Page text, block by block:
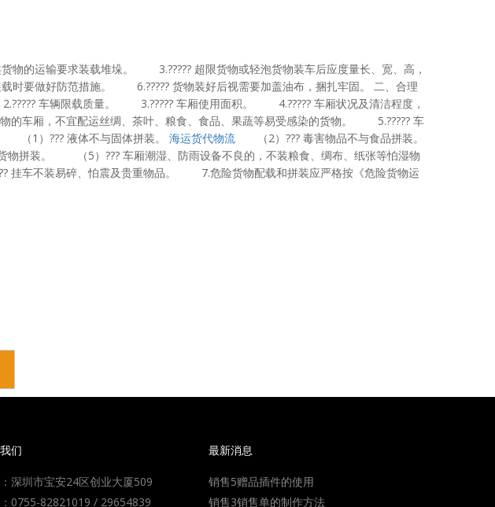
的运输要求装载堆垛。 3.????? 超限货物或轻泡货物装车后应度量长、宽、高，
要做好防范措施。 6.????? 货物装好后视需要加盖油布，捆扎牢固。 二、合理
车辆限载质量。 3.????? 车厢使用面积。 4.????? 车厢状况及清洁程度，
的车厢，不宜配运丝绸、茶叶、粮食、食品、果蔬等易受感染的货物。 5.????? 车
（1）??? 液体不与固体拼装。 海运货代物流 （2）??? 毒害物品不与食品拼装。
拼装。 （5）??? 车厢潮湿、防雨设备不良的，不装粮食、绸布、纸张等怕湿物
车不装易碎、怕震及贵重物品。 7.危险货物配载和拼装应严格按《危险货物运
们
深圳市宝安24区创业大厦509
0755-82821019 / 29654839
最新消息
销售5赠品插件的使用
销售3销售单的制作方法